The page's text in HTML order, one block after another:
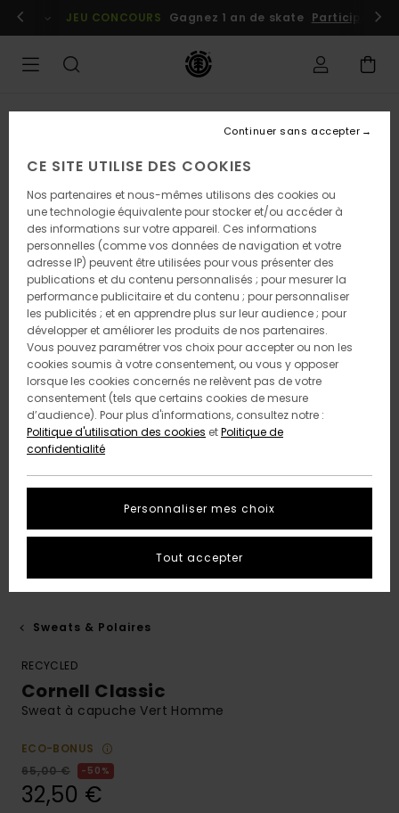
l'information
Se connecter / s'inscrire
JEU CONCOURS Gagnez 1 an de skate Participez
Sweats & Polaires
RECYCLED
Cornell Classic
Sweat à capuche Vert Homme
ECO-BONUS
65,00 €
50%
32,50 €
CE SITE UTILISE DES COOKIES
Nos partenaires et nous-mêmes utilisons des cookies ou
une technologie équivalente pour stocker et/ou accéder à
des informations sur votre appareil. Ces informations
personnelles (comme vos données de navigation et votre
adresse IP) peuvent être utilisées pour vous présenter des
publications et du contenu personnalisés ; pour mesurer la
performance publicitaire et du contenu ; pour personnaliser
les publicités ; et en apprendre plus sur leur audience ; pour
développer et améliorer les produits de nos partenaires.
Vous pouvez paramétrer vos choix pour accepter ou non les
cookies soumis à votre consentement, ou vous y opposer
lorsque les cookies concernés ne relèvent pas de votre
consentement (tels que certains cookies de mesure
d’audience). Pour plus d'informations, consultez notre :
Politique d'utilisation des cookies etPolitique de
confidentialité
Personnaliser mes choix
Continuer sans accepter
Tout accepter